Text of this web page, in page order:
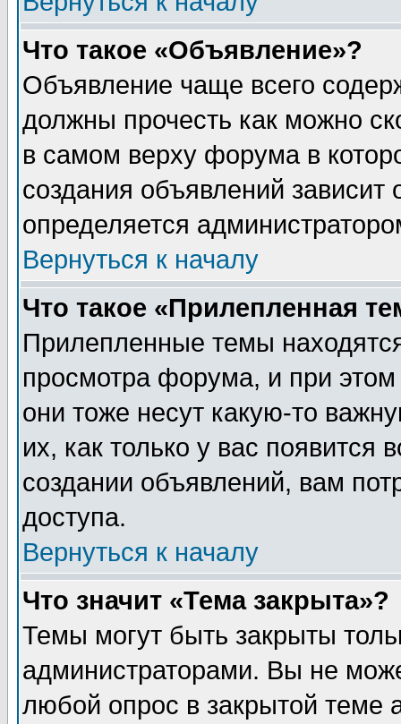
Что такое «Объявление»?
Объявление чаще всего
должны прочесть как можно
в самом верху форума в
создания объявлений зависит
определяется
Вернуться к началу
Что такое «Прилепленная
Прилепленные темы
просмотра форума, и при
они тоже несут какую-то
их, как только у вас появится
создании объявлений, вам
доступа.
Вернуться к началу
Что значит «Тема закрыта»?
Темы могут быть закрыты
администраторами. Вы не
любой опрос в закрытой теме